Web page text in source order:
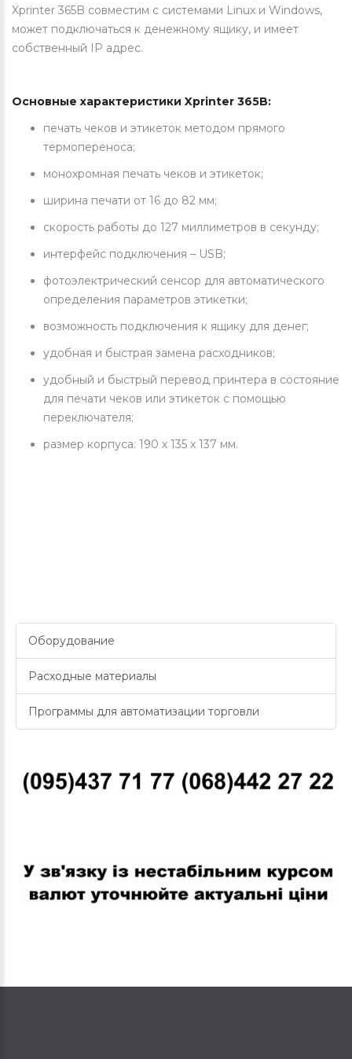
Xprinter 365B совместим с системами Linux и Windows,
может подключаться к денежному ящику, и имеет
собственный IP адрес.
Основные характеристики Xprinter 365B​:
печать чеков и этикеток методом прямого
термопереноса;
монохромная печать чеков и этикеток;
ширина печати от 16 до 82 мм;
скорость работы до 127 миллиметров в секунду;
интерфейс подключения – USB;
фотоэлектрический сенсор для автоматического
определения параметров этикетки;
возможность подключения к ящику для денег;
удобная и быстрая замена расходников;
удобный и быстрый перевод принтера в состояние
для печати чеков или этикеток с помощью
переключателя;
размер корпуса: 190 х 135 х 137 мм.
Оборудование
Расходные материалы
Программы для автоматизации торговли